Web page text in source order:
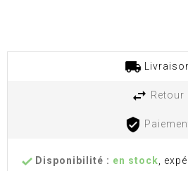
Retour
Disponibilité : en stock,